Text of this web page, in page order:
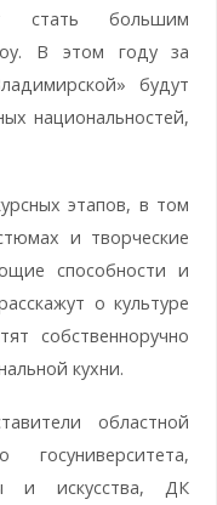
стать большим
В этом году за
будут
национальностей,
этапов, в том
и творческие
способности и
о культуре
собственноручно
кухни.
областной
госуниверситета,
и искусства, ДК